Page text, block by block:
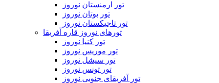
تور ارمنستان نوروز
تور بوتان نوروز
تور تاجیکستان نوروز
تورهای نوروز قاره آفریقا
تور کنیا نوروز
تور موریس نوروز
تور سیشل نوروز
تور تونس نوروز
تور آفریقای جنوبی نوروز